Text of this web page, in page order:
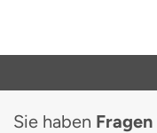
Sie haben Fragen